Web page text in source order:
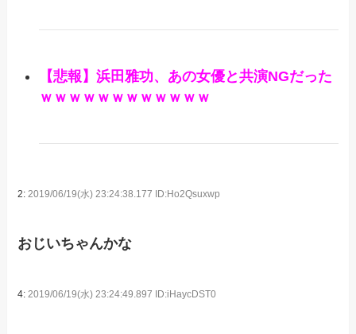
【悲報】浜田雅功、あの女優と共演NGだった
ｗｗｗｗｗｗｗｗｗｗｗｗ
2: 2019/06/19(水) 23:24:38.177 ID:Ho2Qsuxwp
おじいちゃんかな
4:2019/06/19(水) 23:24:49.897 ID:iHaycDST0